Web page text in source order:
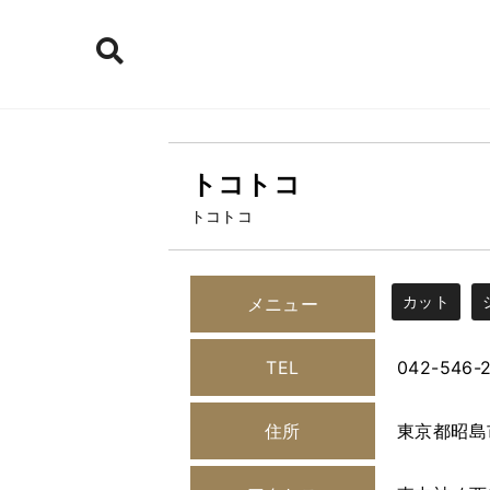
トコトコ
トコトコ
メニュー カット
TEL 042-546-
住所 東京都昭